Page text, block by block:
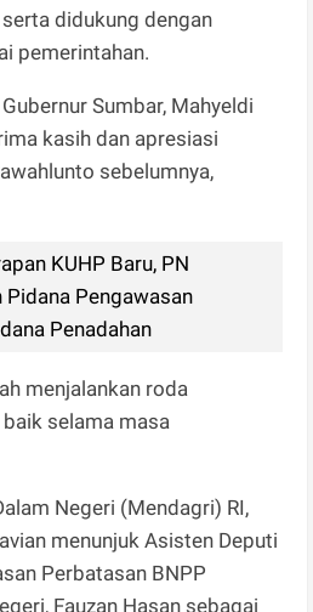
didukung dengan
pemerintahan.
Sumbar, Mahyeldi
kasih dan apresiasi
sebelumnya,
KUHP Baru, PN
Pengawasan
Penadahan
menjalankan roda
selama masa
Negeri (Mendagri) RI,
menunjuk Asisten Deputi
Perbatasan BNPP
Fauzan Hasan sebagai